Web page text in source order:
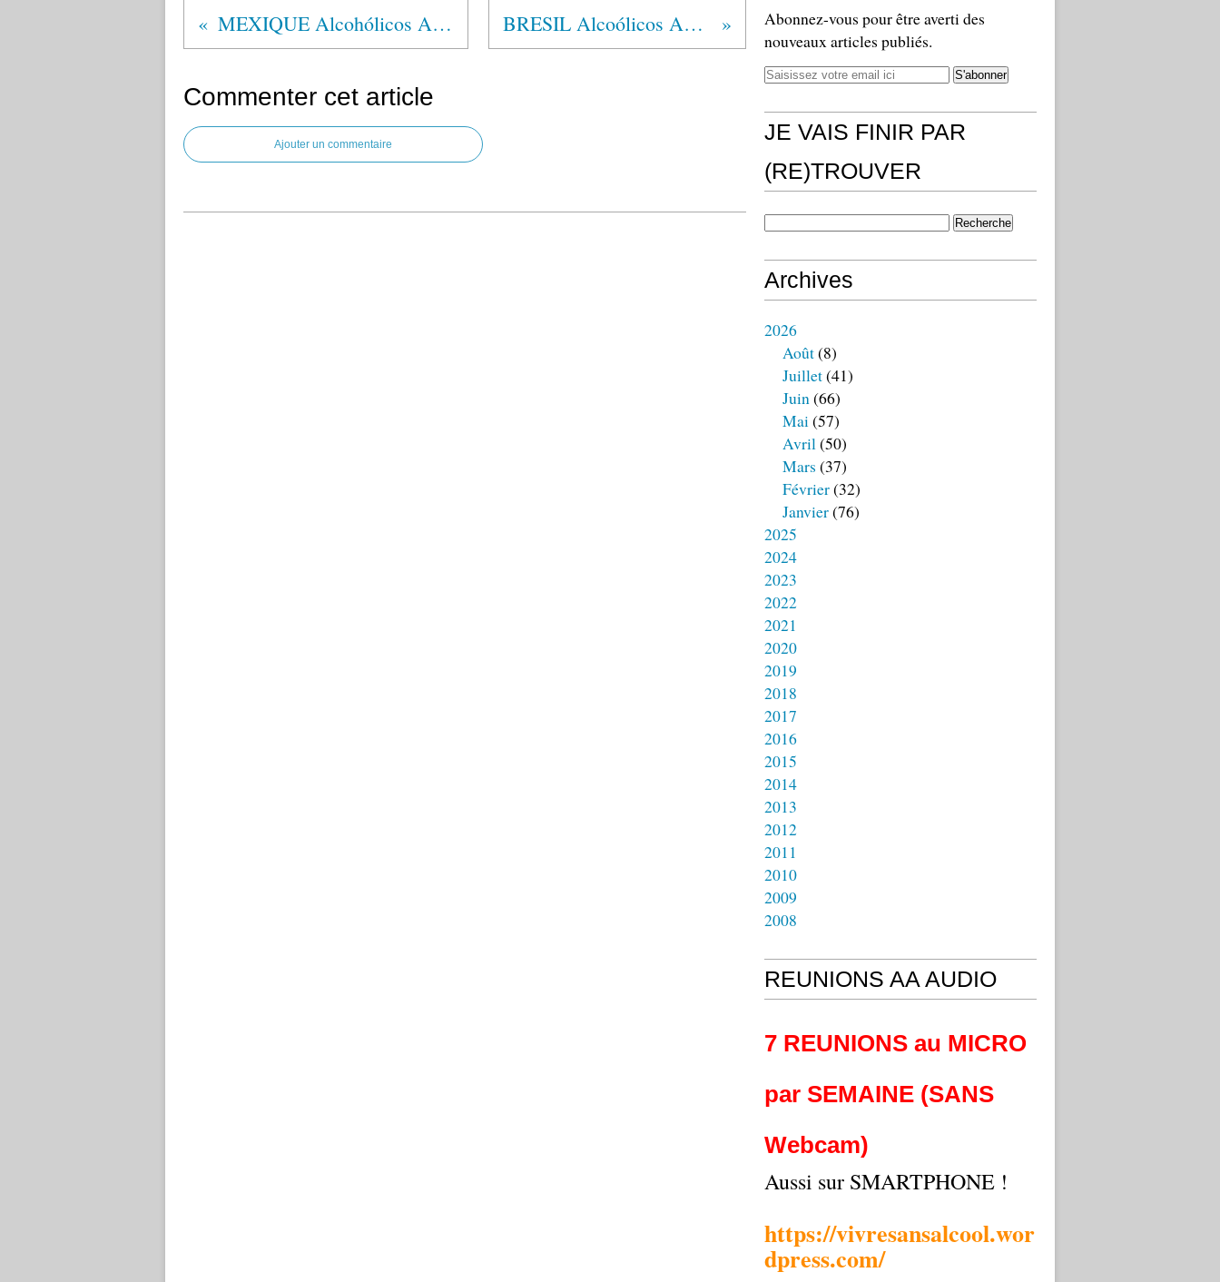
MEXIQUE Alcohólicos Anónimos® BRESIL Alcoólicos Anônimos®
Commenter cet article
Ajouter un commentaire
Abonnez-vous pour être averti des
nouveaux articles publiés.
JE VAIS FINIR PAR
(RE)TROUVER
Archives
2026
Août(8)
Juillet(41)
Juin(66)
Mai(57)
Avril(50)
Mars (37)
Février(32)
Janvier(76)
2025
2024
2023
2022
2021
2020
2019
2018
2017
2016
2015
2014
2013
2012
2011
2010
2009
2008
REUNIONS AA AUDIO
7 REUNIONS au MICRO
par SEMAINE (SANS
Webcam)
Aussi sur SMARTPHONE !
https://vivresansalcool.wor
dpress.com/